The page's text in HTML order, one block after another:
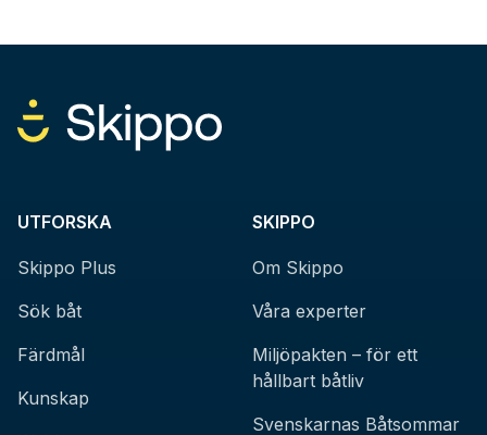
UTFORSKA
Skippo Plus
Sök båt
Färdmål
Kunskap
SKIPPO
Om Skippo
Våra experter
Miljöpakten – för ett
hållbart båtliv
Svenskarnas Båtsommar